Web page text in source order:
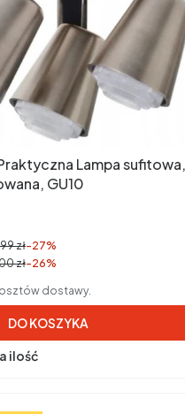
Lampa
GU10
brutto
zł-27%
zł-26%
dostawy.
DO KOSZYKA
ilość